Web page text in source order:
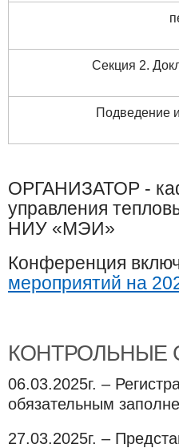
Секция 2.
Подведение
ОРГАНИЗАТОР -
управления
НИУ «МЭИ»
Конференция
мероприятий на
КОНТРОЛЬНЫЕ
06.03.2025г. –
обязательным
27.03.2025г. –